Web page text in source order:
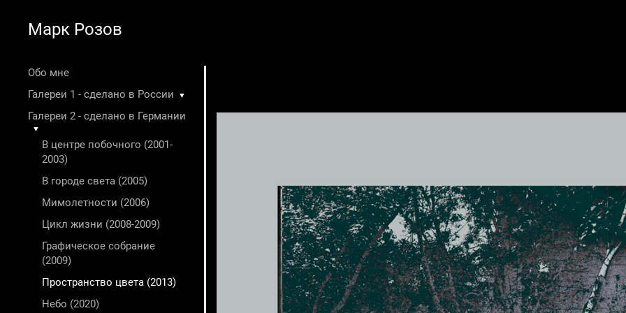
Марк Розов
Обо мне
Галереи 1 - сделано в России
▼
Галереи 2 - сделано в Германии
▼
В центре побочного (2001-
2003)
В городе света (2005)
Мимолетности (2006)
Цикл жизни (2008-2009)
Графическое собрание
(2009)
Пространство цвета (2013)
Небо (2020)